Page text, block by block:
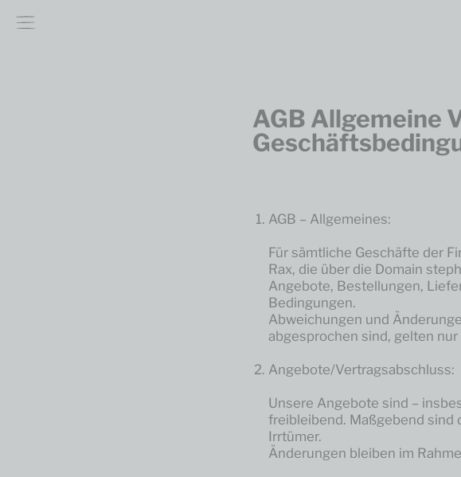
AGB Allgemeine
AGB – Allgemeines:
Für sämtliche Geschäfte der
Rax, die über die Domain
Angebote, Bestellungen,
Bedingungen.
Abweichungen und
abgesprochen sind, gelten
Angebote/Vertragsabschluss:
Unsere Angebote sind –
freibleibend. Maßgebend sind
Irrtümer.
Änderungen bleiben im